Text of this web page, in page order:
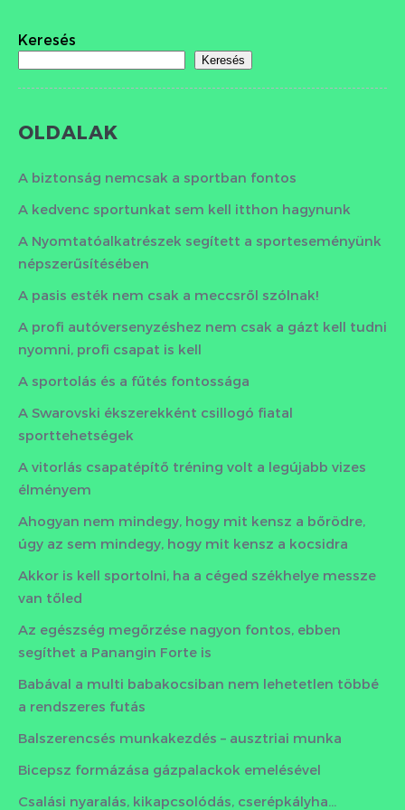
Keresés
Keresés
OLDALAK
A biztonság nemcsak a sportban fontos
A kedvenc sportunkat sem kell itthon hagynunk
A Nyomtatóalkatrészek segített a sporteseményünk
népszerűsítésében
A pasis esték nem csak a meccsről szólnak!
A profi autóversenyzéshez nem csak a gázt kell tudni
nyomni, profi csapat is kell
A sportolás és a fűtés fontossága
A Swarovski ékszerekként csillogó fiatal
sporttehetségek
A vitorlás csapatépítő tréning volt a legújabb vizes
élményem
Ahogyan nem mindegy, hogy mit kensz a bőrödre,
úgy az sem mindegy, hogy mit kensz a kocsidra
Akkor is kell sportolni, ha a céged székhelye messze
van tőled
Az egészség megőrzése nagyon fontos, ebben
segíthet a Panangin Forte is
Babával a multi babakocsiban nem lehetetlen többé
a rendszeres futás
Balszerencsés munkakezdés – ausztriai munka
Bicepsz formázása gázpalackok emelésével
Csalási nyaralás, kikapcsolódás, cserépkályha…